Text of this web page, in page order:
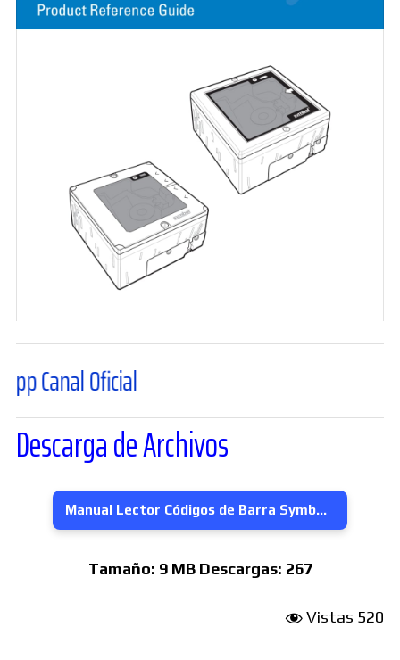
Oficial
Descarga de Archivos
Manual Lector Códigos de Barra Symbol LS7808
Tamaño: 9 MB Descargas: 267
Vistas 520